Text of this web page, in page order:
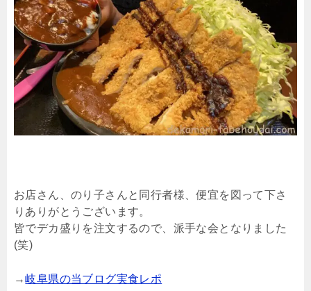
お店さん、のり子さんと同行者様、便宜を図って下さ
りありがとうございます。
皆でデカ盛りを注文するので、派手な会となりました
(笑)
→岐阜県の当ブログ実食レポ